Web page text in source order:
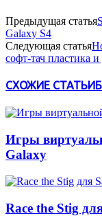
Предыдущая статья
Galaxy S4
Следующая статья
софт-тач пластика
СХОЖИЕ СТАТЬИ
Игры
Galaxy
Race the Stig